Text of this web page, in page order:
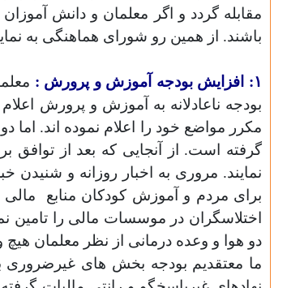
مقابله گردد و اگر معلمان و دانش
باشند. از همین رو شورای هماهنگی به
۱: افزایش بودجه آموزش و پرورش :
بودجه ناعادلانه به آموزش و پرورش اعلام
مکرر مواضع خود را اعلام نموده اند.
گرفته است. از آنجایی که بعد از توافق
نمایند. مروری به اخبار روزانه و
برای مردم و آموزش کودکان منابع
اختلاسگران در موسسات مالی را تامین
دو هوا و وعده درمانی از نظر معلمان هیچ
ما معتقدیم بودجه بخش های غیرضروری